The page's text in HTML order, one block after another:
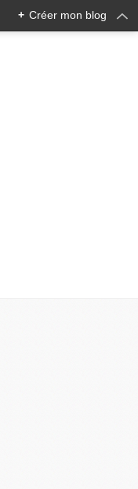
+ Créer mon blog